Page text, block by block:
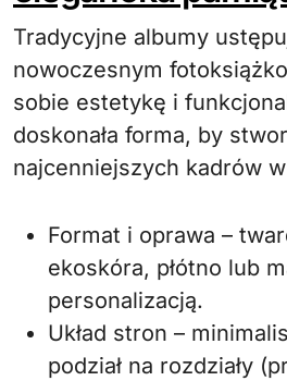
Tradycyjne albumy
nowoczesnym
sobie estetykę i
doskonała forma, by
najcenniejszych kadrów
Format i oprawa –
ekoskóra, płótno lub
personalizacją.
Układ stron –
podział na rozdziały